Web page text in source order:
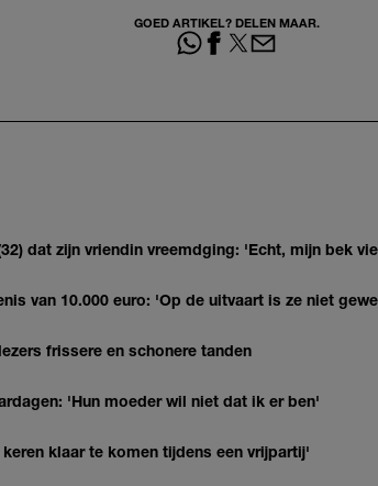
GOED ARTIKEL? DELEN MAAR.
dat zijn vriendin vreemdging: 'Echt, mijn bek
van 10.000 euro: 'Op de uitvaart is ze niet
frissere en schonere tanden
'Hun moeder wil niet dat ik er ben'
klaar te komen tijdens een vrijpartij'